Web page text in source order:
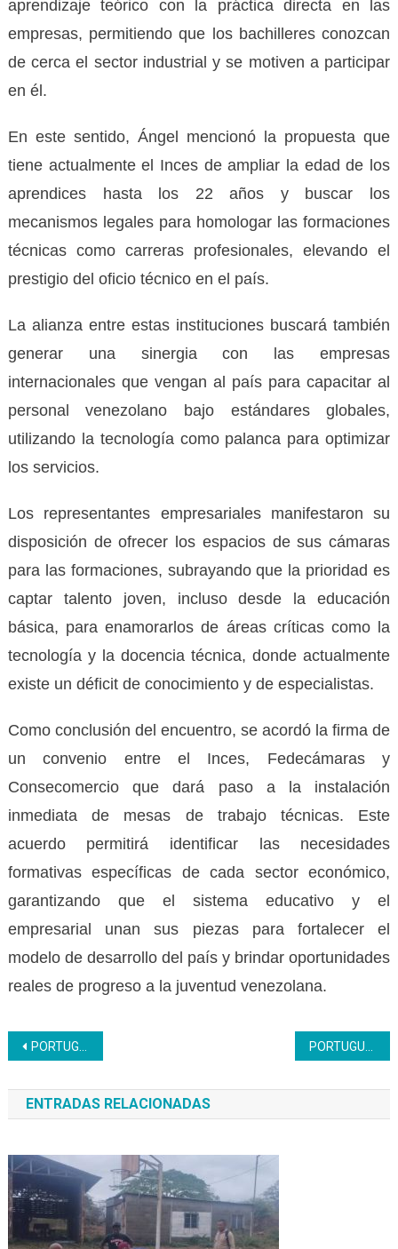
aprendizaje teórico con la práctica directa en las
empresas, permitiendo que los bachilleres conozcan
de cerca el sector industrial y se motiven a participar
en él.
En este sentido, Ángel mencionó la propuesta que
tiene actualmente el Inces de ampliar la edad de los
aprendices hasta los 22 años y buscar los
mecanismos legales para homologar las formaciones
técnicas como carreras profesionales, elevando el
prestigio del oficio técnico en el país.
La alianza entre estas instituciones buscará también
generar una sinergia con las empresas
internacionales que vengan al país para capacitar al
personal venezolano bajo estándares globales,
utilizando la tecnología como palanca para optimizar
los servicios.
Los representantes empresariales manifestaron su
disposición de ofrecer los espacios de sus cámaras
para las formaciones, subrayando que la prioridad es
captar talento joven, incluso desde la educación
básica, para enamorarlos de áreas críticas como la
tecnología y la docencia técnica, donde actualmente
existe un déficit de conocimiento y de especialistas.
Como conclusión del encuentro, se acordó la firma de
un convenio entre el Inces, Fedecámaras y
Consecomercio que dará paso a la instalación
inmediata de mesas de trabajo técnicas. Este
acuerdo permitirá identificar las necesidades
formativas específicas de cada sector económico,
garantizando que el sistema educativo y el
empresarial unan sus piezas para fortalecer el
modelo de desarrollo del país y brindar oportunidades
reales de progreso a la juventud venezolana.
Navegación
de
entradas
PORTUGUESA | Más de 500 mujeres recibieron certificación técnica profesional del Inces
ENTRADAS RELACIONADAS